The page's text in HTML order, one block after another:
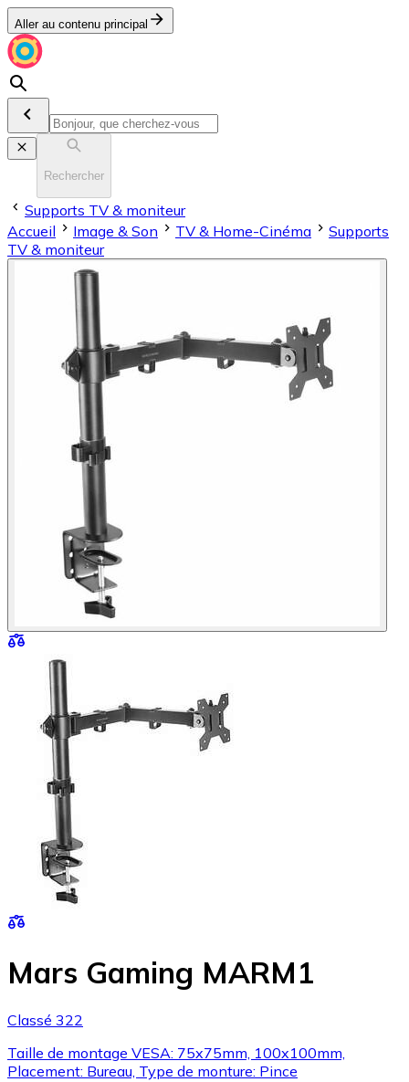
Aller au contenu principal
Rechercher
Supports TV & moniteur
Accueil
Image & Son TV & Home-Cinéma
Supports
TV & moniteur
Mars Gaming MARM1
Classé 322
Taille de montage VESA: 75x75mm, 100x100mm,
Placement: Bureau, Type de monture: Pince